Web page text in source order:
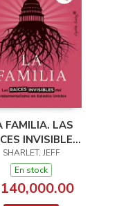
FAMILIA. LAS
INVISIBLES
DEL
EN ESTADOS
UNIDOS
SHARLET, JEFF
En stock